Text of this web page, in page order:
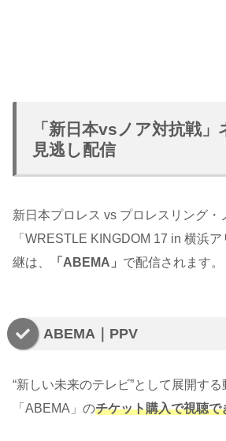
「新日本vsノア対抗戦」
見逃し配信
新日本プロレス vs プロレスリング・
「WRESTLE KINGDOM 17 in 横浜
継は、
「ABEMA」 で配信されます。
ABEMA｜PPV
“新しい未来のテレビ”として展開す
「ABEMA」のチケット購入で視聴で